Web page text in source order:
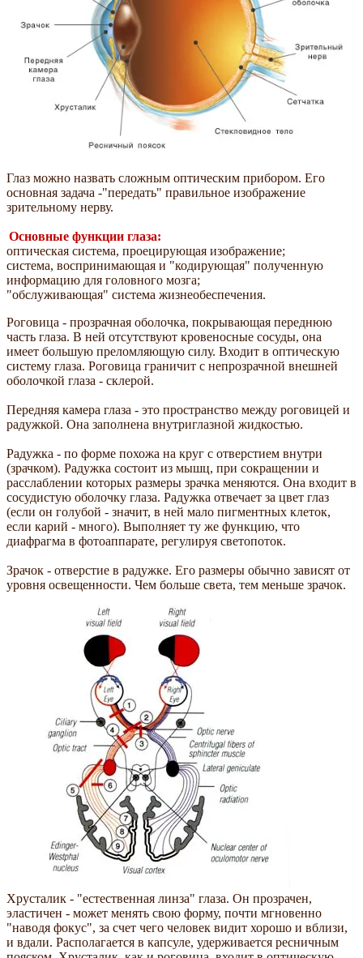
Глаз можно назвать сложным оптическим прибором. Его
основная задача -"передать" правильное изображение
зрительному нерву.
Основные функции глаза:
оптическая система, проецирующая изображение;
система, воспринимающая и "кодирующая" полученную
информацию для головного мозга;
"обслуживающая" система жизнеобеспечения.
Роговица - прозрачная оболочка, покрывающая переднюю
часть глаза. В ней отсутствуют кровеносные сосуды, она
имеет большую преломляющую силу. Входит в оптическую
систему глаза. Роговица граничит с непрозрачной внешней
оболочкой глаза - склерой.
Передняя камера глаза - это пространство между роговицей и
радужкой. Она заполнена внутриглазной жидкостью.
Радужка - по форме похожа на круг с отверстием внутри
(зрачком). Радужка состоит из мышц, при сокращении и
расслаблении которых размеры зрачка меняются. Она входит в
сосудистую оболочку глаза. Радужка отвечает за цвет глаз
(если он голубой - значит, в ней мало пигментных клеток,
если карий - много). Выполняет ту же функцию, что
диафрагма в фотоаппарате, регулируя светопоток.
Зрачок - отверстие в радужке. Его размеры обычно зависят от
уровня освещенности. Чем больше света, тем меньше зрачок.
Хрусталик - "естественная линза" глаза. Он прозрачен,
эластичен - может менять свою форму, почти мгновенно
"наводя фокус", за счет чего человек видит хорошо и вблизи,
и вдали. Располагается в капсуле, удерживается ресничным